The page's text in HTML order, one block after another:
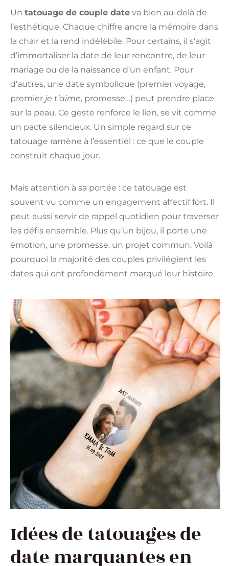
Un tatouage de couple date va bien au-delà de
l’esthétique. Chaque chiffre ancre la mémoire dans
la chair et la rend indélébile. Pour certains, il s’agit
d’immortaliser la date de leur rencontre, de leur
mariage ou de la naissance d’un enfant. Pour
d’autres, une date symbolique (premier voyage,
premier je t’aime, promesse…) peut prendre place
sur la peau. Ce geste renforce le lien, se vit comme
un pacte silencieux. Un simple regard sur ce
tatouage ramène à l’essentiel : ce que le couple
construit chaque jour.
Mais attention à sa portée : ce tatouage est
souvent vu comme un engagement affectif fort. Il
peut aussi servir de rappel quotidien pour traverser
les défis ensemble. Plus qu’un bijou, il porte une
émotion, une promesse, un projet commun. Voilà
pourquoi la majorité des couples privilégient les
dates qui ont profondément marqué leur histoire.
Idées de tatouages de
date marquantes en